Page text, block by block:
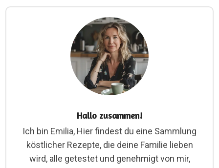
Hallo zusammen!
Ich bin Emilia, Hier findest du eine Sammlung
köstlicher Rezepte, die deine Familie lieben
wird, alle getestet und genehmigt von mir,